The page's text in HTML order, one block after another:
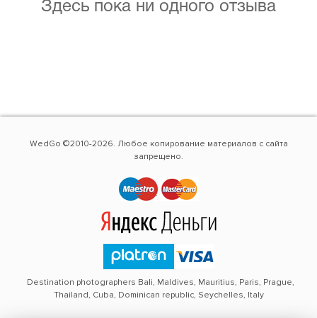
Здесь пока ни одного отзыва
WedGo ©2010-2026. Любое копирование материалов с сайта
запрещено.
Destination photographers Bali, Maldives, Mauritius, Paris, Prague,
Thailand, Cuba, Dominican republic, Seychelles, Italy